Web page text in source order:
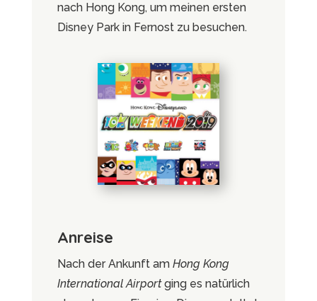
nach Hong Kong, um meinen ersten
Disney Park in Fernost zu besuchen.
Anreise
Nach der Ankunft am Hong Kong
International Airportging es natürlich